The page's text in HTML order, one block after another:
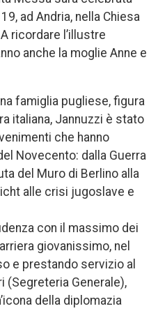
ad Andria, nella Chiesa
ricordare l’illustre
anche la moglie Anne e
famiglia pugliese, figura
italiana, Jannuzzi è stato
che hanno
Novecento: dalla Guerra
del Muro di Berlino alla
alle crisi jugoslave e
con il massimo dei
giovanissimo, nel
e prestando servizio al
(Segreteria Generale),
della diplomazia